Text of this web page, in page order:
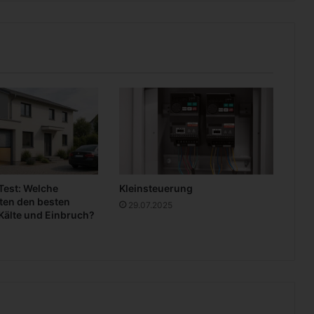
Welche
den besten
und Einbruch?
Kleinsteuerung
29.07.2025